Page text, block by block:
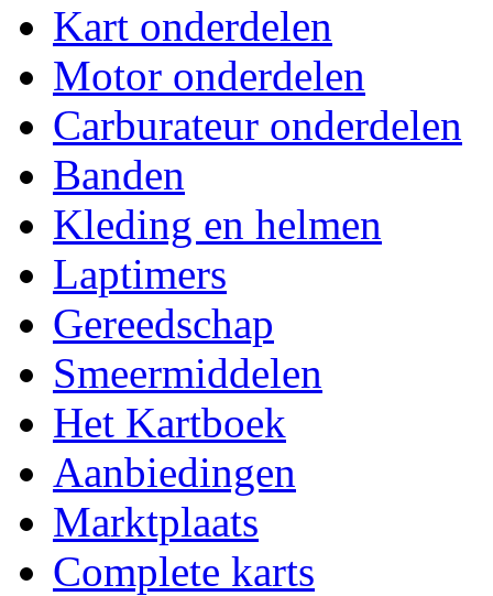
Kart onderdelen
Motor onderdelen
Carburateur onderdelen
Banden
Kleding en helmen
Laptimers
Gereedschap
Smeermiddelen
Het Kartboek
Aanbiedingen
Marktplaats
Complete karts